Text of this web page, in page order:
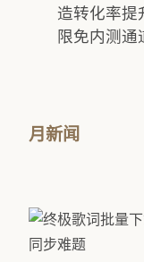
造转化率提
限免内测通
月新闻